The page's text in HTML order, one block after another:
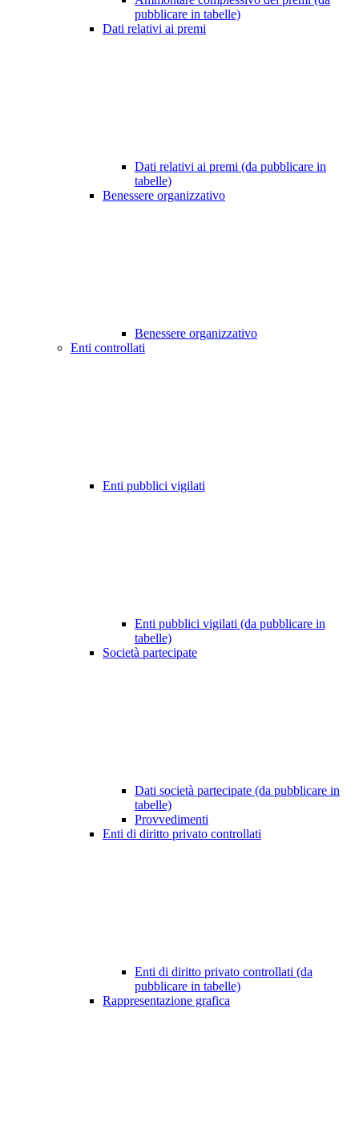
pubblicare in tabelle)
Dati relativi ai premi
Dati relativi ai premi (da pubblicare in
tabelle)
Benessere organizzativo
Benessere organizzativo
Enti controllati
Enti pubblici vigilati
Enti pubblici vigilati (da pubblicare in
tabelle)
Società partecipate
Dati società partecipate (da pubblicare in
tabelle)
Provvedimenti
Enti di diritto privato controllati
Enti di diritto privato controllati (da
pubblicare in tabelle)
Rappresentazione grafica